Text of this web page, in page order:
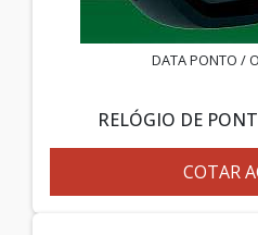
DATA PONTO /
RELÓGIO DE
COTAR